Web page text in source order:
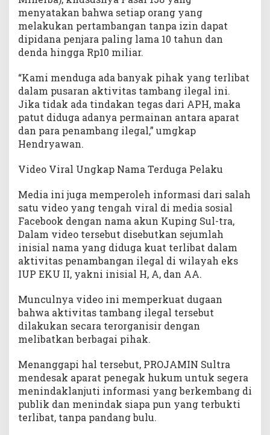
menyatakan bahwa setiap orang yang
melakukan pertambangan tanpa izin dapat
dipidana penjara paling lama 10 tahun dan
denda hingga Rp10 miliar.
“Kami menduga ada banyak pihak yang terlibat
dalam pusaran aktivitas tambang ilegal ini.
Jika tidak ada tindakan tegas dari APH, maka
patut diduga adanya permainan antara aparat
dan para penambang ilegal,” umgkap
Hendryawan.
Video Viral Ungkap Nama Terduga Pelaku
Media ini juga memperoleh informasi dari salah
satu video yang tengah viral di media sosial
Facebook dengan nama akun Kuping Sul-tra,
Dalam video tersebut disebutkan sejumlah
inisial nama yang diduga kuat terlibat dalam
aktivitas penambangan ilegal di wilayah eks
IUP EKU II, yakni inisial H, A, dan AA.
Munculnya video ini memperkuat dugaan
bahwa aktivitas tambang ilegal tersebut
dilakukan secara terorganisir dengan
melibatkan berbagai pihak.
Menanggapi hal tersebut, PROJAMIN Sultra
mendesak aparat penegak hukum untuk segera
menindaklanjuti informasi yang berkembang di
publik dan menindak siapa pun yang terbukti
terlibat, tanpa pandang bulu.